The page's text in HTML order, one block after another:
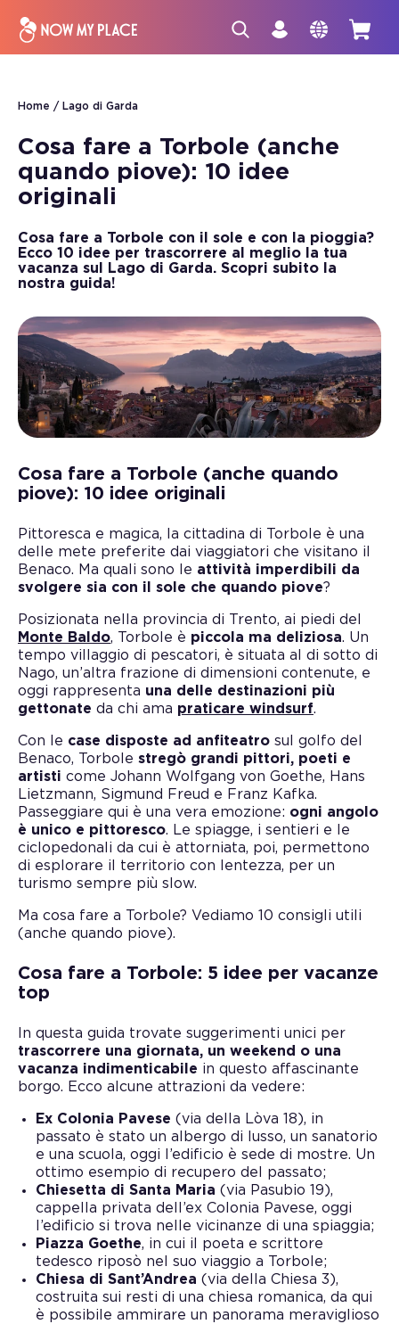
Home Lago di Garda
Cosa fare a Torbole (anche
quando piove): 10 idee
originali
Cosa fare a Torbole con il sole e con la pioggia?
Ecco 10 idee per trascorrere al meglio la tua
vacanza sul Lago di Garda. Scopri subito la
nostra guida!
Cosa fare a Torbole (anche quando
piove): 10 idee originali
Pittoresca e magica, la cittadina di Torbole è una
delle mete preferite dai viaggiatori che visitano il
Benaco. Ma quali sono le attività imperdibili da
svolgere sia con il sole che quando piove?
Posizionata nella provincia di Trento, ai piedi del
Monte Baldo, Torbole è piccola ma deliziosa. Un
tempo villaggio di pescatori, è situata al di sotto di
Nago, un’altra frazione di dimensioni contenute, e
oggi rappresenta una delle destinazioni più
gettonate da chi ama praticare windsurf.
Con le case disposte ad anfiteatro sul golfo del
Benaco, Torbole stregò grandi pittori, poeti e
artisti come Johann Wolfgang von Goethe, Hans
Lietzmann, Sigmund Freud e Franz Kafka.
Passeggiare qui è una vera emozione: ogni angolo
è unico e pittoresco. Le spiagge, i sentieri e le
ciclopedonali da cui è attorniata, poi, permettono
di esplorare il territorio con lentezza, per un
turismo sempre più slow.
Ma cosa fare a Torbole? Vediamo 10 consigli utili
(anche quando piove).
Cosa fare a Torbole: 5 idee per vacanze
top
In questa guida trovate suggerimenti unici per
trascorrere una giornata, un weekend o una
vacanza indimenticabile in questo affascinante
borgo. Ecco alcune attrazioni da vedere:
Ex Colonia Pavese (via della Lòva 18), in
passato è stato un albergo di lusso, un sanatorio
e una scuola, oggi l’edificio è sede di mostre. Un
ottimo esempio di recupero del passato;
Chiesetta di Santa Maria (via Pasubio 19),
cappella privata dell’ex Colonia Pavese, oggi
l’edificio si trova nelle vicinanze di una spiaggia;
Piazza Goethe, in cui il poeta e scrittore
tedesco riposò nel suo viaggio a Torbole;
Chiesa di Sant’Andrea (via della Chiesa 3),
costruita sui resti di una chiesa romanica, da qui
è possibile ammirare un panorama meraviglioso